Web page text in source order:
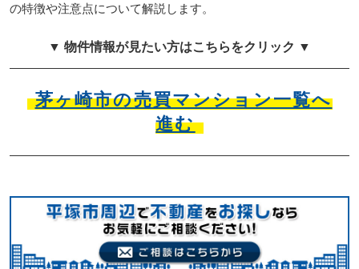
の特徴や注意点について解説します。
▼ 物件情報が見たい方はこちらをクリック ▼
茅ヶ崎市の売買マンション一覧へ
進む